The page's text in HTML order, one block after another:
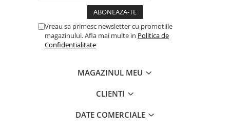
Vreau sa primesc newsletter cu promotiile
magazinului. Afla mai multe in Politica de
Confidentialitate
MAGAZINUL MEU
CLIENTI
DATE COMERCIALE